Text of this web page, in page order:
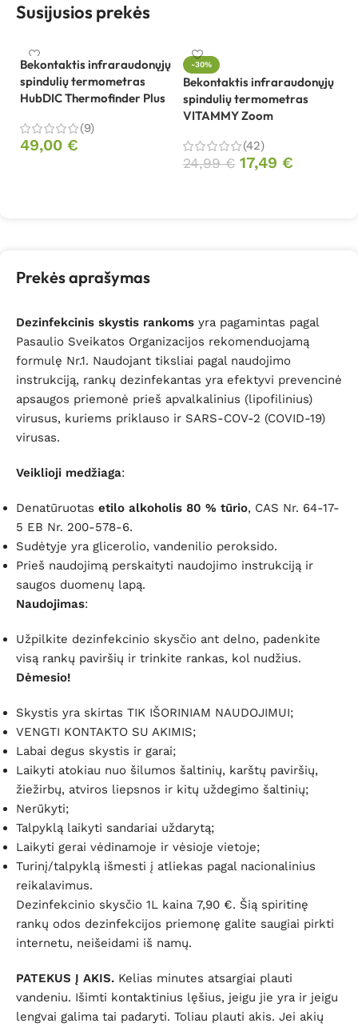
Susijusios prekės
Bekontaktis infraraudonųjų
spindulių termometras
HubDIC Thermofinder Plus
(9)
49,00 €
-30%
Bekontaktis infraraudonųjų
spindulių termometras
VITAMMY Zoom
(42)
24,99€ 17,49 €
Prekės aprašymas
Dezinfekcinis skystis rankoms yra pagamintas pagal
Pasaulio Sveikatos Organizacijos rekomenduojamą
formulę Nr.1. Naudojant tiksliai pagal naudojimo
instrukciją, rankų dezinfekantas yra efektyvi prevencinė
apsaugos priemonė prieš apvalkalinius (lipofilinius)
virusus, kuriems priklauso ir SARS-COV-2 (COVID-19)
virusas.
Veiklioji medžiaga:
Denatūruotas etilo alkoholis 80 % tūrio, CAS Nr. 64-17-
5 EB Nr. 200-578-6.
Sudėtyje yra glicerolio, vandenilio peroksido.
Prieš naudojimą perskaityti naudojimo instrukciją ir
saugos duomenų lapą.
Naudojimas:
Užpilkite dezinfekcinio skysčio ant delno, padenkite
visą rankų paviršių ir trinkite rankas, kol nudžius.
Dėmesio!
Skystis yra skirtas TIK IŠORINIAM NAUDOJIMUI;
VENGTI KONTAKTO SU AKIMIS;
Labai degus skystis ir garai;
Laikyti atokiau nuo šilumos šaltinių, karštų paviršių,
žiežirbų, atviros liepsnos ir kitų uždegimo šaltinių;
Nerūkyti;
Talpyklą laikyti sandariai uždarytą;
Laikyti gerai vėdinamoje ir vėsioje vietoje;
Turinį/talpyklą išmesti į atliekas pagal nacionalinius
reikalavimus.
Dezinfekcinio skysčio 1L kaina 7,90 €. Šią spiritinę
rankų odos dezinfekcijos priemonę galite saugiai pirkti
internetu, neišeidami iš namų.
PATEKUS Į AKIS. Kelias minutes atsargiai plauti
vandeniu. Išimti kontaktinius lęšius, jeigu jie yra ir jeigu
lengvai galima tai padaryti. Toliau plauti akis. Jei akių